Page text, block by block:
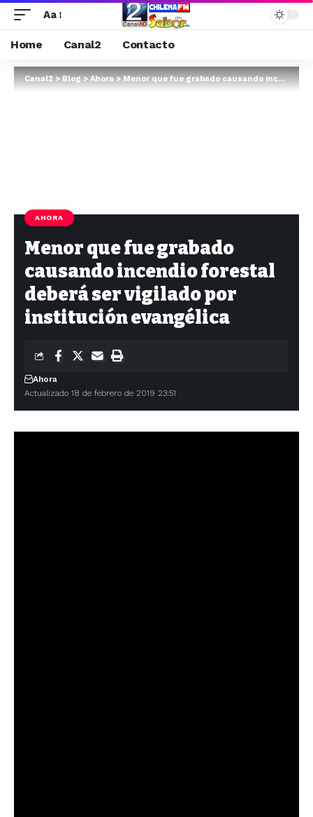
Aa
Home Canal2 Contacto
Canal2>Blog>Ahora>Menor que fue grabado causando incendio forestal deberá ser vigilado por institución evangélica
AHORA
Menor que fue grabado
causando incendio forestal
deberá ser vigilado por
institución evangélica
Actualizado 18 de febrero de 2019 23:51
Ahora